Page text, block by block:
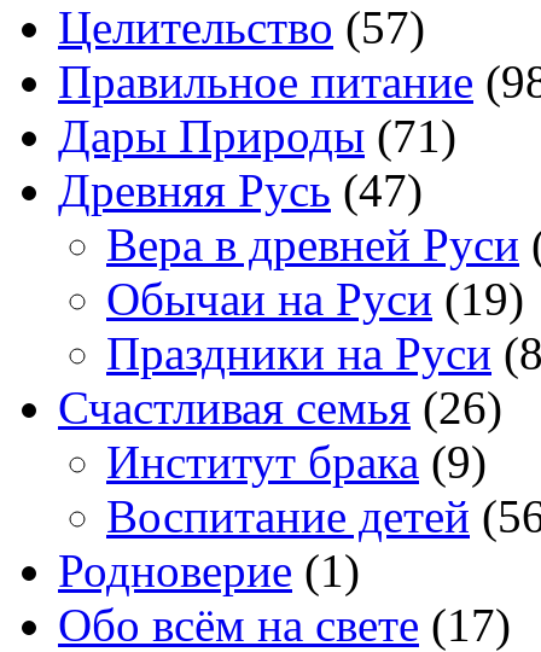
Целительство (57)
Правильное питание
Дары Природы (71)
Древняя Русь (47)
Вера в древней Руси
Обычаи на Руси (19)
Праздники на Руси
Счастливая семья (26)
Институт брака (9)
Воспитание детей
Родноверие (1)
Обо всём на свете (17)